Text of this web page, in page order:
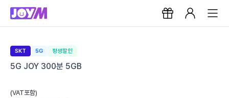
SKT 5G 평생할인
5G JOY 300분 5GB
(VAT포함)